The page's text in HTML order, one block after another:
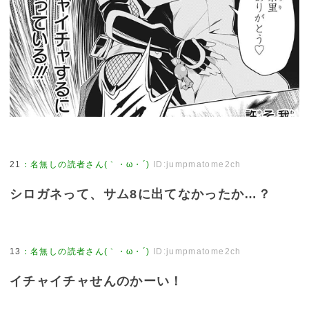
21 ：名無しの読者さん(｀・ω・´) ID:jumpmatome2ch
シロガネって、サム8に出てなかったか…？
13 ：名無しの読者さん(｀・ω・´) ID:jumpmatome2ch
イチャイチャせんのかーい！